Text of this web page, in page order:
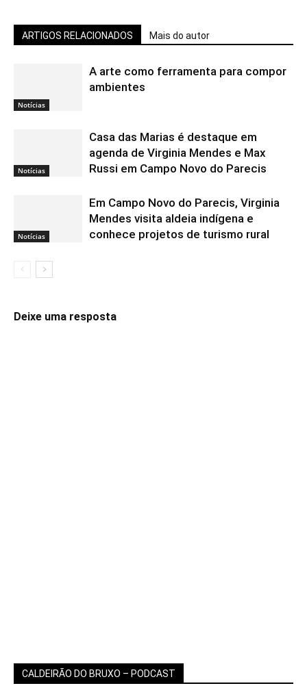
ARTIGOS RELACIONADOS Mais do autor
Notícias
A arte como ferramenta para compor
ambientes
Notícias
Casa das Marias é destaque em
agenda de Virginia Mendes e Max
Russi em Campo Novo do Parecis
Notícias
Em Campo Novo do Parecis, Virginia
Mendes visita aldeia indígena e
conhece projetos de turismo rural
Deixe uma resposta
CALDEIRÃO DO BRUXO – PODCAST